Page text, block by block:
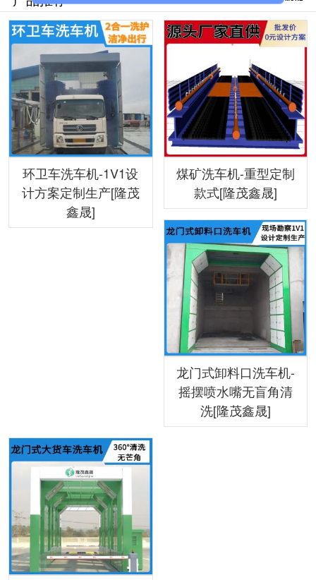
环卫车洗车机-1V1设
计方案定制生产[隆茂
鑫晟]
煤矿洗车机-重型定制
款式[隆茂鑫晟]
龙门式卸料口洗车机-
摇摆喷水嘴无盲角清
洗[隆茂鑫晟]